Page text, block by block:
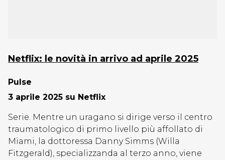
Netflix: le novità in arrivo ad aprile 2025
Pulse
3 aprile 2025 su Netflix
Serie. Mentre un uragano si dirige verso il centro
traumatologico di primo livello più affollato di
Miami, la dottoressa Danny Simms (Willa
Fitzgerald), specializzanda al terzo anno, viene